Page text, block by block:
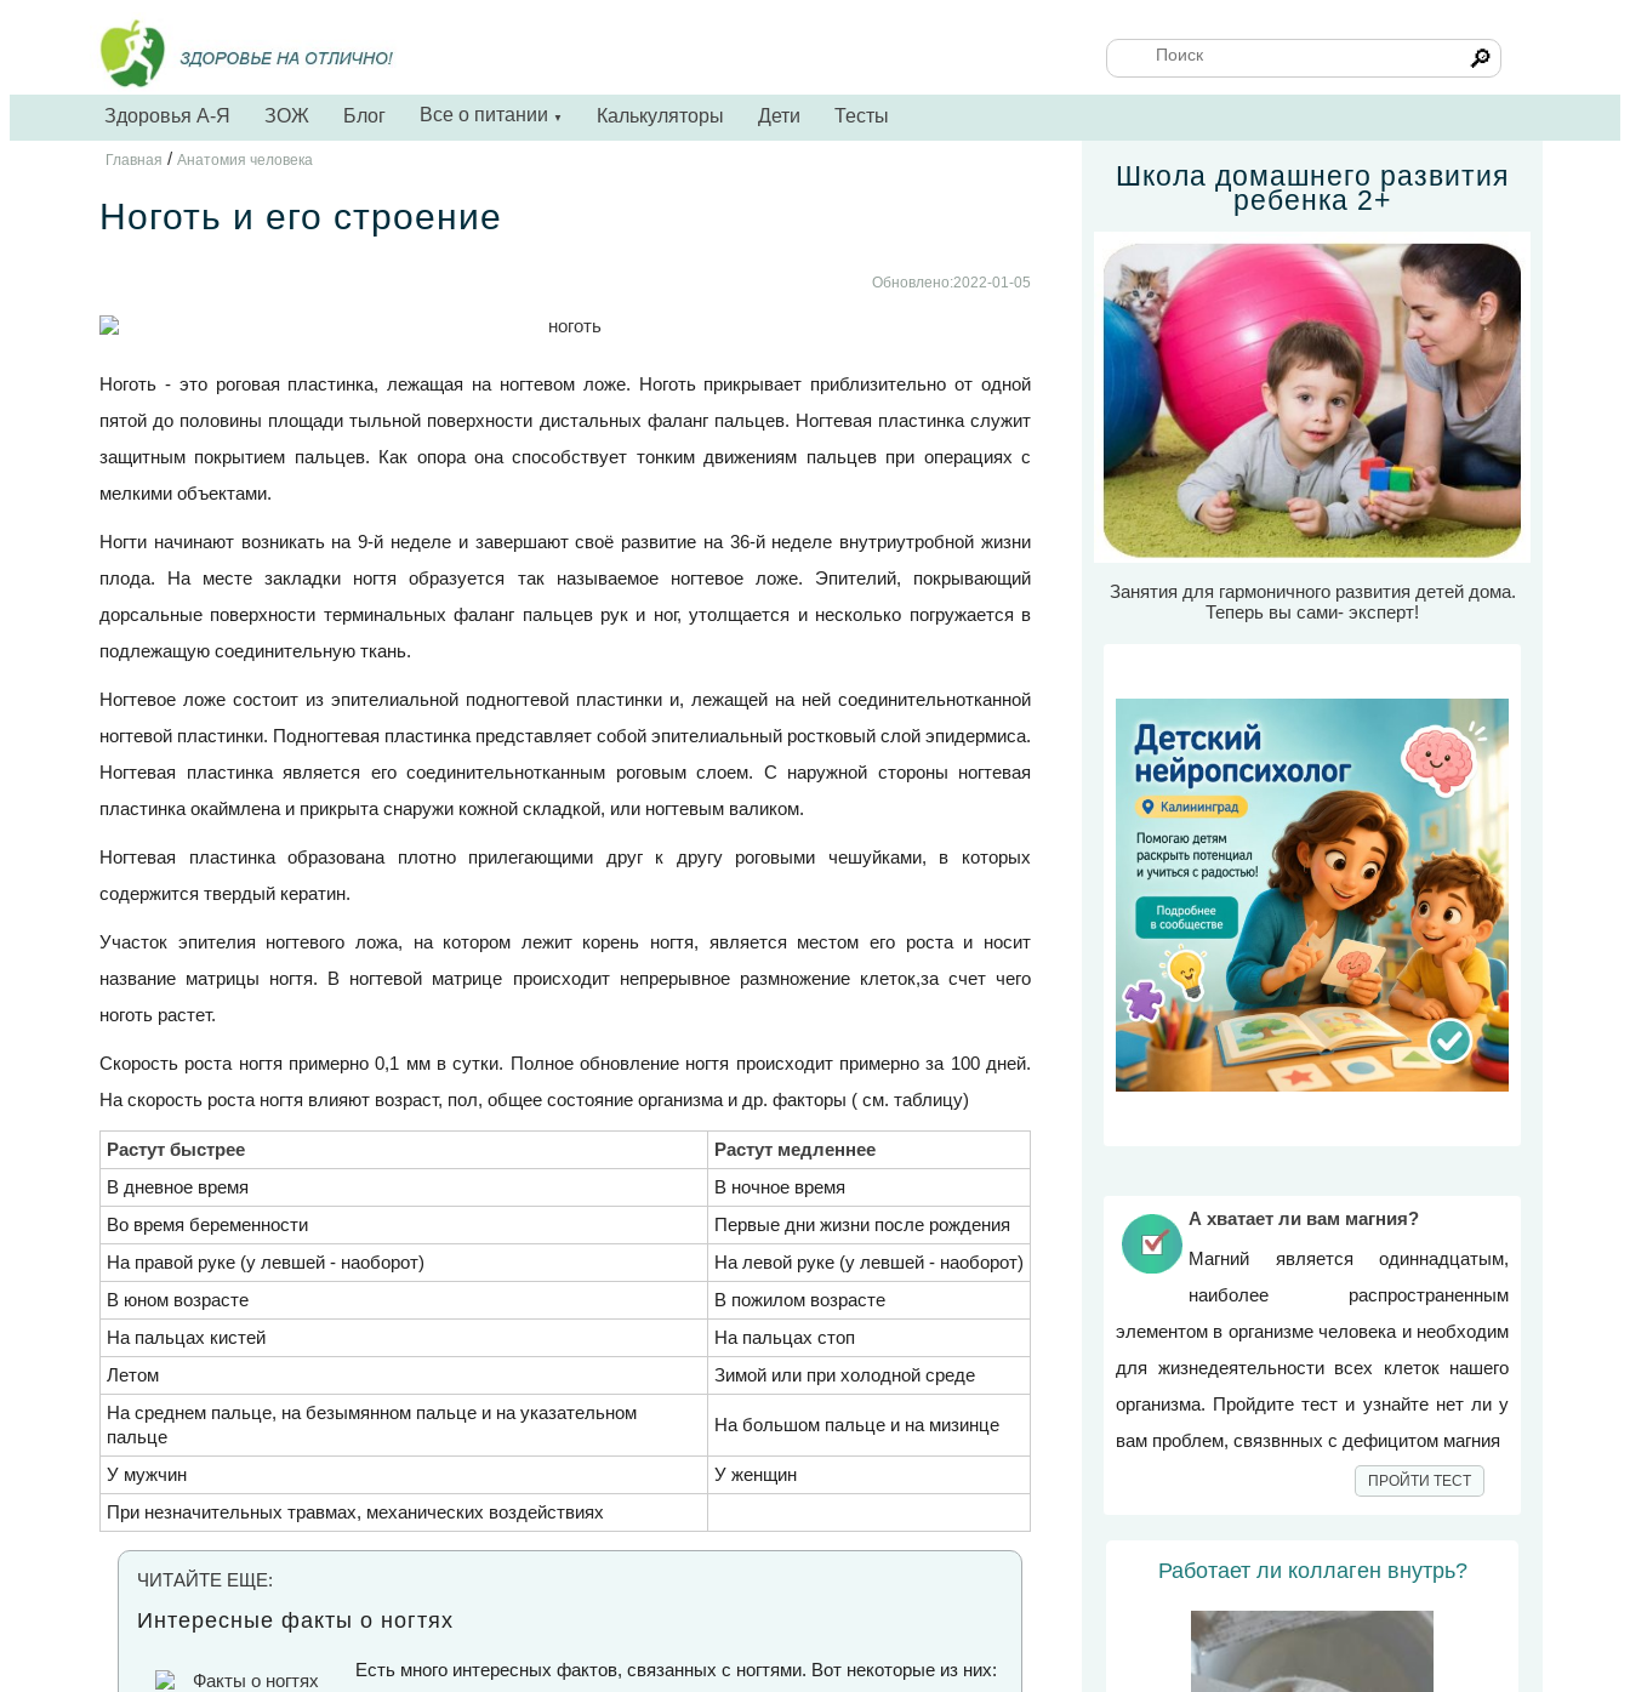
🔎
Здоровья А-Я ЗОЖ Блог Все о питании ▼ Калькуляторы Дети Тесты
Главная / Анатомия человека
Ноготь и его строение
Обновлено:2022-01-05
Ноготь - это роговая пластинка, лежащая на ногтевом ложе. Ноготь прикрывает приблизительно от одной
пятой до половины площади тыльной поверхности дистальных фаланг пальцев. Ногтевая пластинка служит
защитным покрытием пальцев. Как опора она способствует тонким движениям пальцев при операциях с
мелкими объектами.
Ногти начинают возникать на 9-й неделе и завершают своё развитие на 36-й неделе внутриутробной жизни
плода. На месте закладки ногтя образуется так называемое ногтевое ложе. Эпителий, покрывающий
дорсальные поверхности терминальных фаланг пальцев рук и ног, утолщается и несколько погружается в
подлежащую соединительную ткань.
Ногтевое ложе состоит из эпителиальной подногтевой пластинки и, лежащей на ней соединительнотканной
ногтевой пластинки. Подногтевая пластинка представляет собой эпителиальный ростковый слой эпидермиса.
Ногтевая пластинка является его соединительнотканным роговым слоем. С наружной стороны ногтевая
пластинка окаймлена и прикрыта снаружи кожной складкой, или ногтевым валиком.
Ногтевая пластинка образована плотно прилегающими друг к другу роговыми чешуйками, в которых
содержится твердый кератин.
Участок эпителия ногтевого ложа, на котором лежит корень ногтя, является местом его роста и носит
название матрицы ногтя. В ногтевой матрице происходит непрерывное размножение клеток,за счет чего
ноготь растет.
Скорость роста ногтя примерно 0,1 мм в сутки. Полное обновление ногтя происходит примерно за 100 дней.
На скорость роста ногтя влияют возраст, пол, общее состояние организма и др. факторы ( см. таблицу)
Растут быстрее
Растут медленнее
В дневное время
В ночное время
Во время беременности
Первые дни жизни после рождения
На правой руке (у левшей - наоборот)
На левой руке (у левшей - наоборот)
В юном возрасте
В пожилом возрасте
На пальцах кистей
На пальцах стоп
Летом
Зимой или при холодной среде
На среднем пальце, на безымянном пальце и на указательном
пальце
На большом пальце и на мизинце
У мужчин
У женщин
При незначительных травмах, механических воздействиях
ЧИТАЙТЕ ЕЩЕ:
Интересные факты о ногтях
Есть много интересных фактов, связанных с ногтями. Вот некоторые из них:
Школа домашнего развития
ребенка 2+
Занятия для гармоничного развития детей дома.
Теперь вы сами- эксперт!
А хватает ли вам магния?
Магний является одиннадцатым,
наиболее распространенным
элементом в организме человека и необходим
для жизнедеятельности всех клеток нашего
организма. Пройдите тест и узнайте нет ли у
вам проблем, связвнных с дефицитом магния
ПРОЙТИ ТЕСТ
Работает ли коллаген внутрь?